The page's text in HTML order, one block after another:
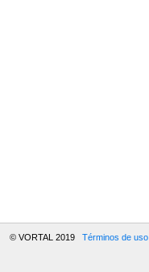
© VORTAL 2019 Términos de uso